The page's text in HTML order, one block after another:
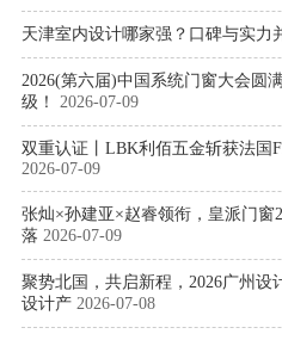
天津室内设计哪家强？口碑与实力
2026(第六届)中国系统门窗大会圆
级！
2026-07-09
双重认证丨LBK利佰五金斩获法国
2026-07-09
张灿×孙建亚×赵睿领衔，皇派门窗
落 2026-07-09
聚势北国，共启新程，2026广州
设计产 2026-07-08